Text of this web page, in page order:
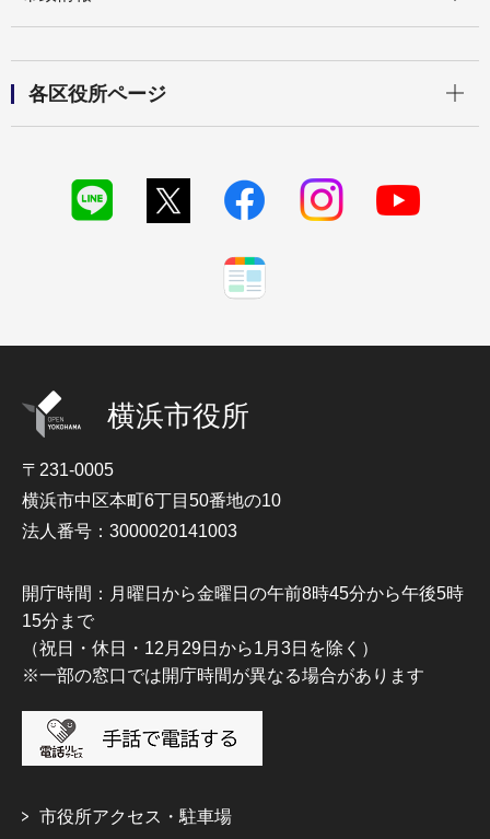
各区役所ページ
横浜市役所
〒231-0005
横浜市中区本町6丁目50番地の10
法人番号：3000020141003
開庁時間：月曜日から金曜日の午前8時45分から午後5時
15分まで
（祝日・休日・12月29日から1月3日を除く）
※一部の窓口では開庁時間が異なる場合があります
市役所アクセス・駐車場